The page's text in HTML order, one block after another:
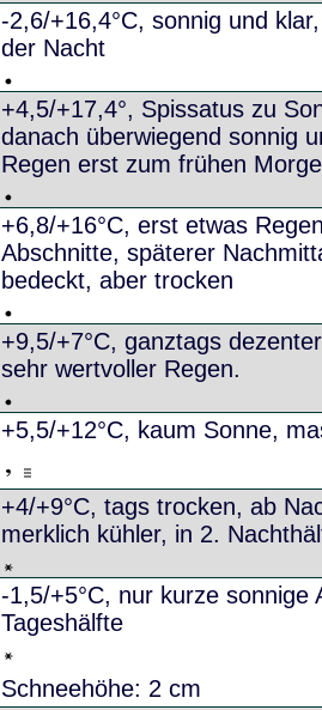
-2,6/+16,4°C, sonnig und
der Nacht
+4,5/+17,4°, Spissatus zu
danach überwiegend sonnig
Regen erst zum frühen
+6,8/+16°C, erst etwas
Abschnitte, späterer
bedeckt, aber trocken
+9,5/+7°C, ganztags
sehr wertvoller Regen.
+5,5/+12°C, kaum Sonne,
+4/+9°C, tags trocken, ab
merklich kühler, in 2.
-1,5/+5°C, nur kurze sonnige
Tageshälfte
Schneehöhe: 2 cm